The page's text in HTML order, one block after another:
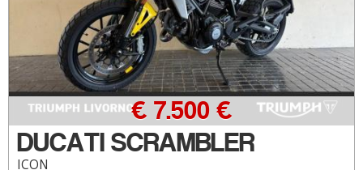
DUCATI SCRAMBLER
ICON
€ 7.500 €